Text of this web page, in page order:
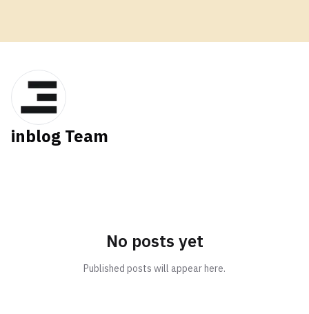
inblog Team
No posts yet
Published posts will appear here.